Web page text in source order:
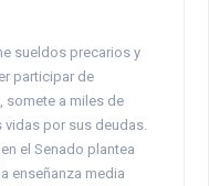
sueldos precarios y
participar de
somete a miles de
vidas por sus deudas.
el Senado plantea
enseñanza media